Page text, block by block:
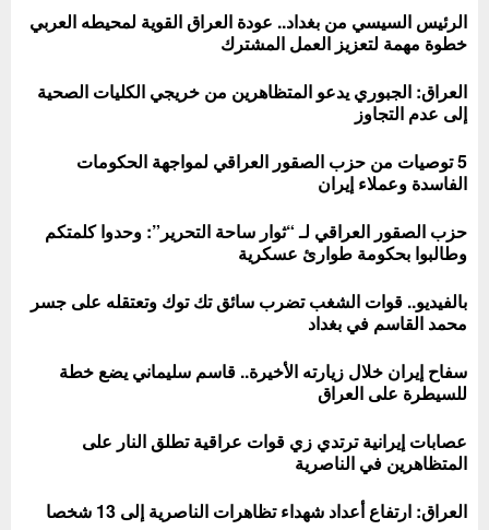
الرئيس السيسي من بغداد.. عودة العراق القوية لمحيطه العربي
خطوة مهمة لتعزيز العمل المشترك
العراق: الجبوري يدعو المتظاهرين من خريجي الكليات الصحية
إلى عدم التجاوز
5 توصيات من حزب الصقور العراقي لمواجهة الحكومات
الفاسدة وعملاء إيران
حزب الصقور العراقي لـ “ثوار ساحة التحرير”: وحدوا كلمتكم
وطالبوا بحكومة طوارئ عسكرية
بالفيديو.. قوات الشغب تضرب سائق تك توك وتعتقله على جسر
محمد القاسم في بغداد
سفاح إيران خلال زيارته الأخيرة.. قاسم سليماني يضع خطة
للسيطرة على العراق
عصابات إيرانية ترتدي زي قوات عراقية تطلق النار على
المتظاهرين في الناصرية
العراق: ارتفاع أعداد شهداء تظاهرات الناصرية إلى 13 شخصا